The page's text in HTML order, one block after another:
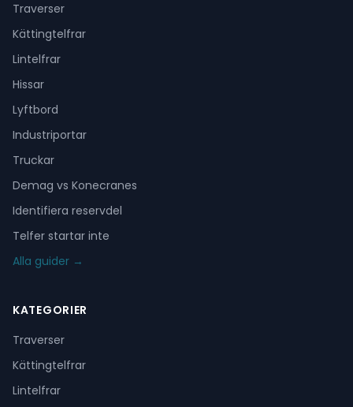
Traverser
Kättingtelfrar
Lintelfrar
Hissar
Lyftbord
Industriportar
Truckar
Demag vs Konecranes
Identifiera reservdel
Telfer startar inte
Alla guider →
KATEGORIER
Traverser
Kättingtelfrar
Lintelfrar